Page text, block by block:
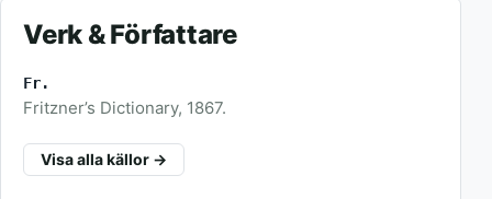
Verk & Författare
Fr.
Fritzner’s Dictionary, 1867.
Visa alla källor →